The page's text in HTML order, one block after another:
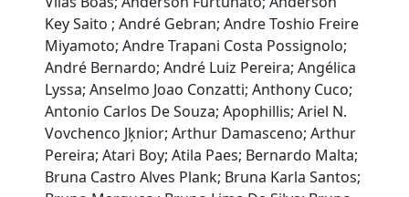
Key Saito ; André Gebran; Andre Toshio Freire
Miyamoto; Andre Trapani Costa Possignolo;
André Bernardo; André Luiz Pereira; Angélica
Lyssa; Anselmo Joao Conzatti; Anthony Cuco;
Antonio Carlos De Souza; Apophillis; Ariel N.
Vovchenco Jķnior; Arthur Damasceno; Arthur
Pereira; Atari Boy; Atila Paes; Bernardo Malta;
Bruna Castro Alves Plank; Bruna Karla Santos;